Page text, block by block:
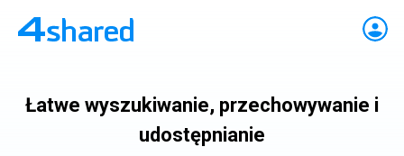
Łatwe wyszukiwanie, przechowywanie i
udostępnianie